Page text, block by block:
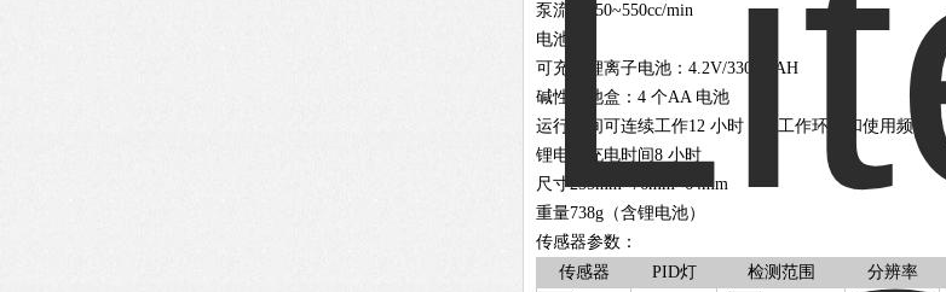
泵流速450~550cc/min
电池
可充电锂离子电池：4.2V/3300mAH
碱性电池盒：4 个AA 电池
运行时间可连续工作12 小时（视工作环境和使用频率）
锂电池充电时间8 小时
尺寸255mm×76mm×64mm
重量738g（含锂电池）
传感器参数：
传感器
PID灯 检测范围 分辨率